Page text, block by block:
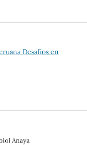
Desafíos en
Anaya